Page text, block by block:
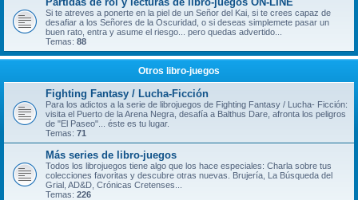
Si te atreves a ponerte en la piel de un Señor del Kai, si te crees capaz de
desafiar a los Señores de la Oscuridad, o si deseas simplemete pasar un
buen rato, entra y asume el riesgo... pero quedas advertido...
Temas: 88
Otros libro-juegos
Fighting Fantasy / Lucha-Ficción
Para los adictos a la serie de librojuegos de Fighting Fantasy / Lucha- Ficción:
visita el Puerto de la Arena Negra, desafía a Balthus Dare, afronta los peligros
de "El Paseo"... éste es tu lugar.
Temas: 71
Más series de libro-juegos
Todos los librojuegos tiene algo que los hace especiales: Charla sobre tus
colecciones favoritas y descubre otras nuevas. Brujería, La Búsqueda del
Grial, AD&D, Crónicas Cretenses...
Temas: 226